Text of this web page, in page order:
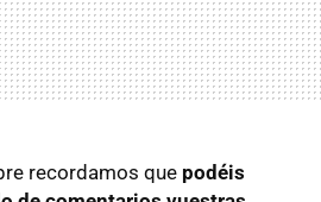
recordamos que podéis